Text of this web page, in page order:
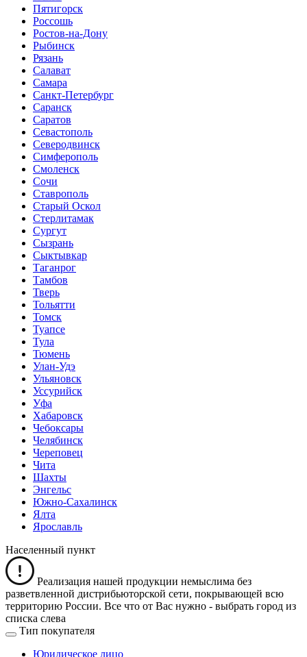
Пятигорск
Россошь
Ростов-на-Дону
Рыбинск
Рязань
Салават
Самара
Санкт-Петербург
Саранск
Саратов
Севастополь
Северодвинск
Симферополь
Смоленск
Сочи
Ставрополь
Старый Оскол
Стерлитамак
Сургут
Сызрань
Сыктывкар
Таганрог
Тамбов
Тверь
Тольятти
Томск
Туапсе
Тула
Тюмень
Улан-Удэ
Ульяновск
Уссурийск
Уфа
Хабаровск
Чебоксары
Челябинск
Череповец
Чита
Шахты
Энгельс
Южно-Сахалинск
Ялта
Ярославль
Населенный пункт
Реализация нашей продукции немыслима без
разветвленной дистрибьюторской сети, покрывающей всю
территорию России. Все что от Вас нужно - выбрать город из
списка слева
Тип покупателя
Юридическое лицо